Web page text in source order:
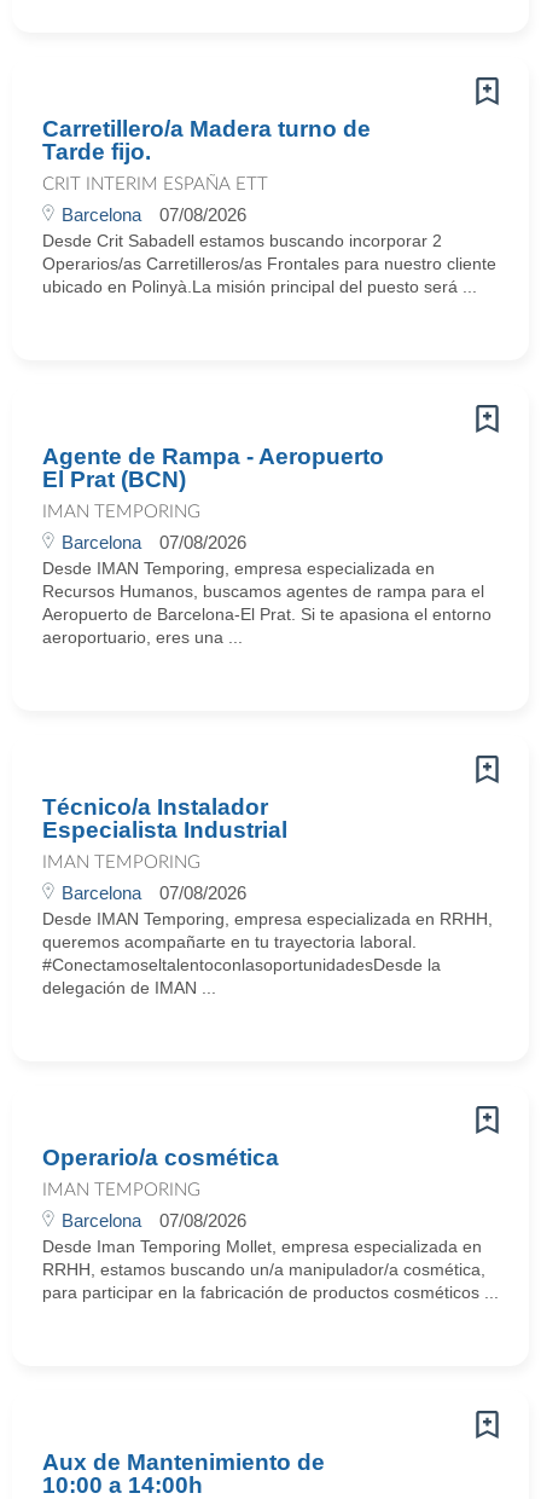
Carretillero/a Madera turno de
Tarde fijo.
CRIT INTERIM ESPAÑA ETT
Barcelona 07/08/2026
Desde Crit Sabadell estamos buscando incorporar 2
Operarios/as Carretilleros/as Frontales para nuestro cliente
ubicado en Polinyà.La misión principal del puesto será ...
Agente de Rampa - Aeropuerto
El Prat (BCN)
IMAN TEMPORING
Barcelona 07/08/2026
Desde IMAN Temporing, empresa especializada en
Recursos Humanos, buscamos agentes de rampa para el
Aeropuerto de Barcelona-El Prat. Si te apasiona el entorno
aeroportuario, eres una ...
Técnico/a Instalador
Especialista Industrial
IMAN TEMPORING
Barcelona 07/08/2026
Desde IMAN Temporing, empresa especializada en RRHH,
queremos acompañarte en tu trayectoria laboral.
#ConectamoseltalentoconlasoportunidadesDesde la
delegación de IMAN ...
Operario/a cosmética
IMAN TEMPORING
Barcelona 07/08/2026
Desde Iman Temporing Mollet, empresa especializada en
RRHH, estamos buscando un/a manipulador/a cosmética,
para participar en la fabricación de productos cosméticos ...
Aux de Mantenimiento de
10:00 a 14:00h